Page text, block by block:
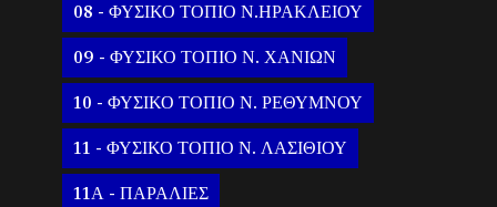
08 - ΦΥΣΙΚΟ ΤΟΠΙΟ Ν.ΗΡΑΚΛΕΙΟΥ
09 - ΦΥΣΙΚΟ ΤΟΠΙΟ Ν. ΧΑΝΙΩΝ
10 - ΦΥΣΙΚΟ ΤΟΠΙΟ Ν. ΡΕΘΥΜΝΟΥ
11 - ΦΥΣΙΚΟ ΤΟΠΙΟ Ν. ΛΑΣΙΘΙΟΥ
11Α - ΠΑΡΑΛΙΕΣ